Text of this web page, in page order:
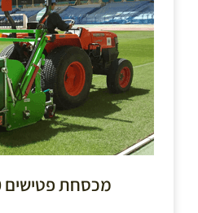
מכסחת פטישים Koala 1200